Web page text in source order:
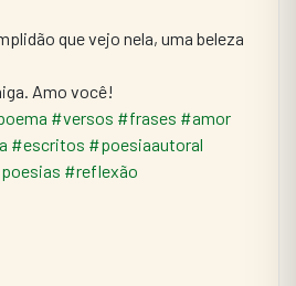
que vejo nela, uma beleza
Amo você!
#versos #frases #amor
#escritos #poesiaautoral
#reflexão